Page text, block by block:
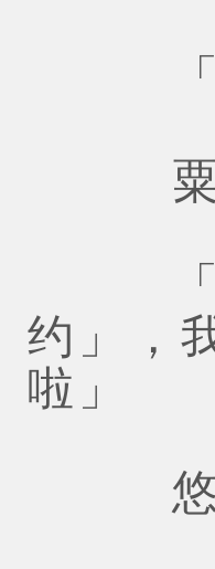
「悠
粟冬
「毕
约」，
啦」
悠